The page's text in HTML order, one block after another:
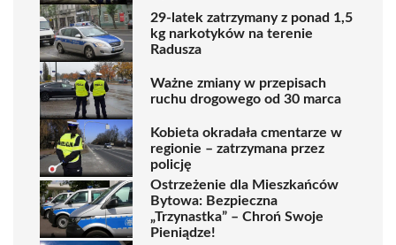
29-latek zatrzymany z ponad 1,5
kg narkotyków na terenie
Radusza
Ważne zmiany w przepisach
ruchu drogowego od 30 marca
Kobieta okradała cmentarze w
regionie – zatrzymana przez
policję
Ostrzeżenie dla Mieszkańców
Bytowa: Bezpieczna
„Trzynastka” – Chroń Swoje
Pieniądze!